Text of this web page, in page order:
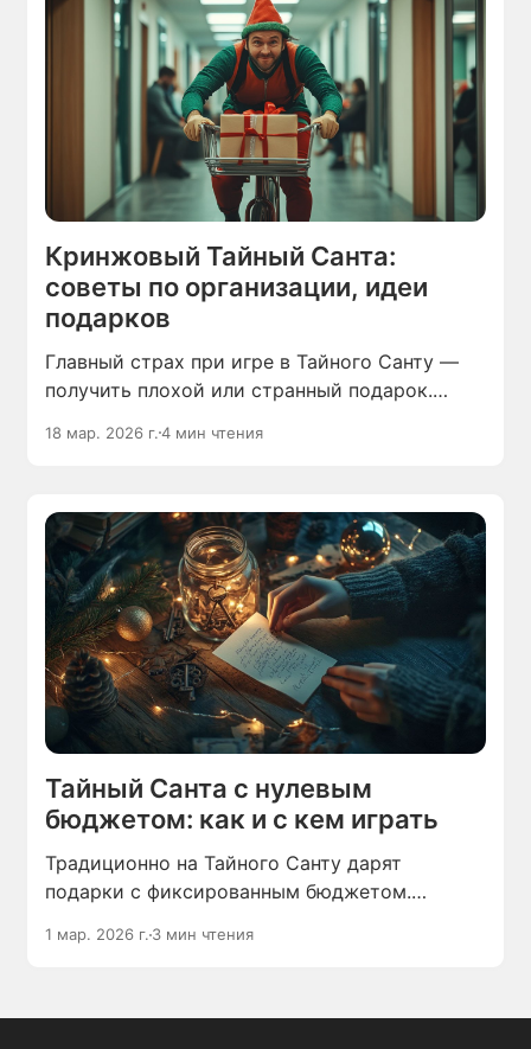
Кринжовый Тайный Санта:
советы по организации, идеи
подарков
Главный страх при игре в Тайного Санту —
получить плохой или странный подарок.
тапочки в виде рыб не стали
18 мар. 2026 г.4 мин чтения
Тайный Санта с нулевым
бюджетом: как и с кем играть
Традиционно на Тайного Санту дарят
подарки с фиксированным бюджетом.
даже символическую сумму потратить
1 мар. 2026 г. 3 мин чтения